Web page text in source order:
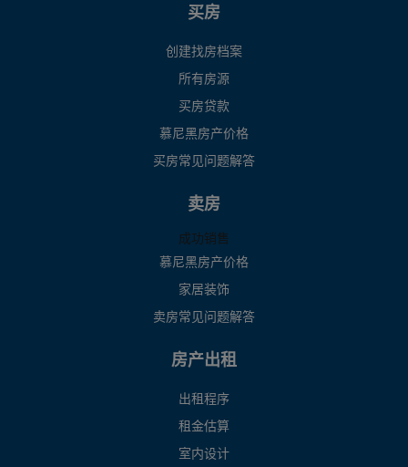
买房
创建找房档案
所有房源
买房贷款
慕尼黑房产价格
买房常见问题解答
卖房
成功销售
慕尼黑房产价格
家居装饰
卖房常见问题解答
房产出租
出租程序
租金估算
室内设计